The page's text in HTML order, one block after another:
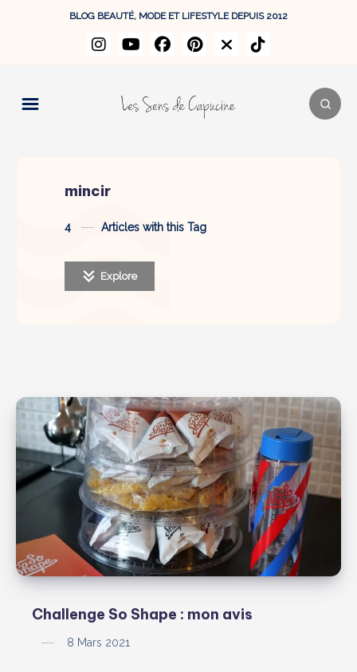
BLOG BEAUTÉ, MODE ET LIFESTYLE DEPUIS 2012
mincir
4 Articles with this Tag
Explore
Challenge So Shape : mon avis
8 Mars 2021